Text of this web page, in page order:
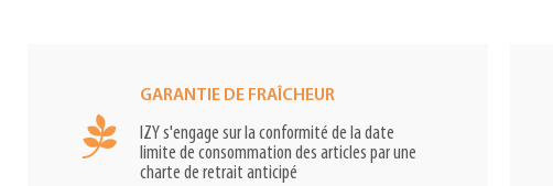
GARANTIE DE FRAÎCHEUR
IZY s'engage sur la conformité de la date
limite de consommation des articles par une
charte de retrait anticipé